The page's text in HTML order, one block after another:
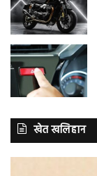
खेत खलिहान